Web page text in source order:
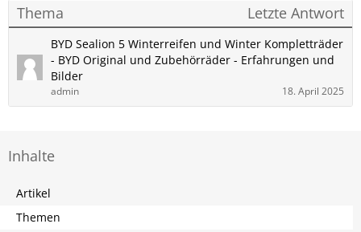
Thema Letzte Antwort
BYD Sealion 5 Winterreifen und Winter Kompletträder
- BYD Original und Zubehörräder - Erfahrungen und
Bilder
admin 18. April 2025
Inhalte
Artikel
Themen